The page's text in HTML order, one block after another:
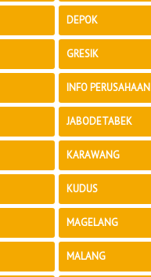
DEPOK
GRESIK
INFO PERUSAHAAN
JABODETABEK
KARAWANG
KUDUS
MAGELANG
MALANG